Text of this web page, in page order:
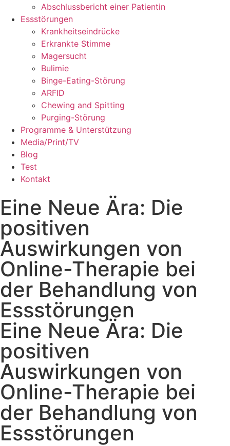
Abschlussbericht einer Patientin
Essstörungen
Krankheitseindrücke
Erkrankte Stimme
Magersucht
Bulimie
Binge-Eating-Störung
ARFID
Chewing and Spitting
Purging-Störung
Programme & Unterstützung
Media/Print/TV
Blog
Test
Kontakt
Eine Neue Ära: Die
positiven
Auswirkungen von
Online-Therapie bei
der Behandlung von
Essstörungen
Eine Neue Ära: Die
positiven
Auswirkungen von
Online-Therapie bei
der Behandlung von
Essstörungen